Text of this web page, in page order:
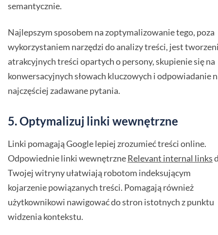
semantycznie.
Najlepszym sposobem na zoptymalizowanie tego, poza
wykorzystaniem narzędzi do analizy treści, jest
atrakcyjnych treści opartych o persony, skupienie się na
konwersacyjnych słowach kluczowych i odpowiadanie
najczęściej zadawane pytania.
5. Optymalizuj linki wewnętrzne
Linki pomagają Google lepiej zrozumieć treści online.
Odpowiednie linki wewnętrzneRelevant internal links
Twojej witryny ułatwiają robotom indeksującym
kojarzenie powiązanych treści. Pomagają również
użytkownikowi nawigować do stron istotnych z punktu
widzenia kontekstu.